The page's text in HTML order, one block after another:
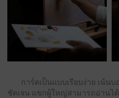
การ์ดเป็นแบบเรียบง่าย เน้นบ
ชัดเจน แขกผู้ใหญ่สามารถอ่านไ